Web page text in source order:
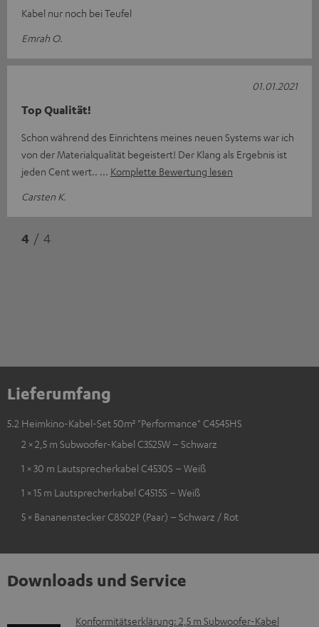
Kabel nur noch bei Teufel
Emrah O.
Top Qualität!
Schon während des Einrichtens meines neuen Systems war ich
von der Materialqualität begeistert! Der Klang als Ergebnis ist
jeden Cent wert..
Komplette Bewertung lesen
Carsten K.
01.01.2021
4 / 4
Lieferumfang
5.2 Heimkino-Kabel-Set 50m² "Performance" C4545HS
2 × 2,5 m Subwoofer-Kabel C3525W – Schwarz
1 × 30 m Lautsprecherkabel C4530S – Weiß
1 × 15 m Lautsprecherkabel C4515S – Weiß
5 × Bananenstecker C8502P (Paar) – Schwarz / Rot
Downloads und Service
D
Konformitätserklärung: 2,5 m Subwoofer-Kabel